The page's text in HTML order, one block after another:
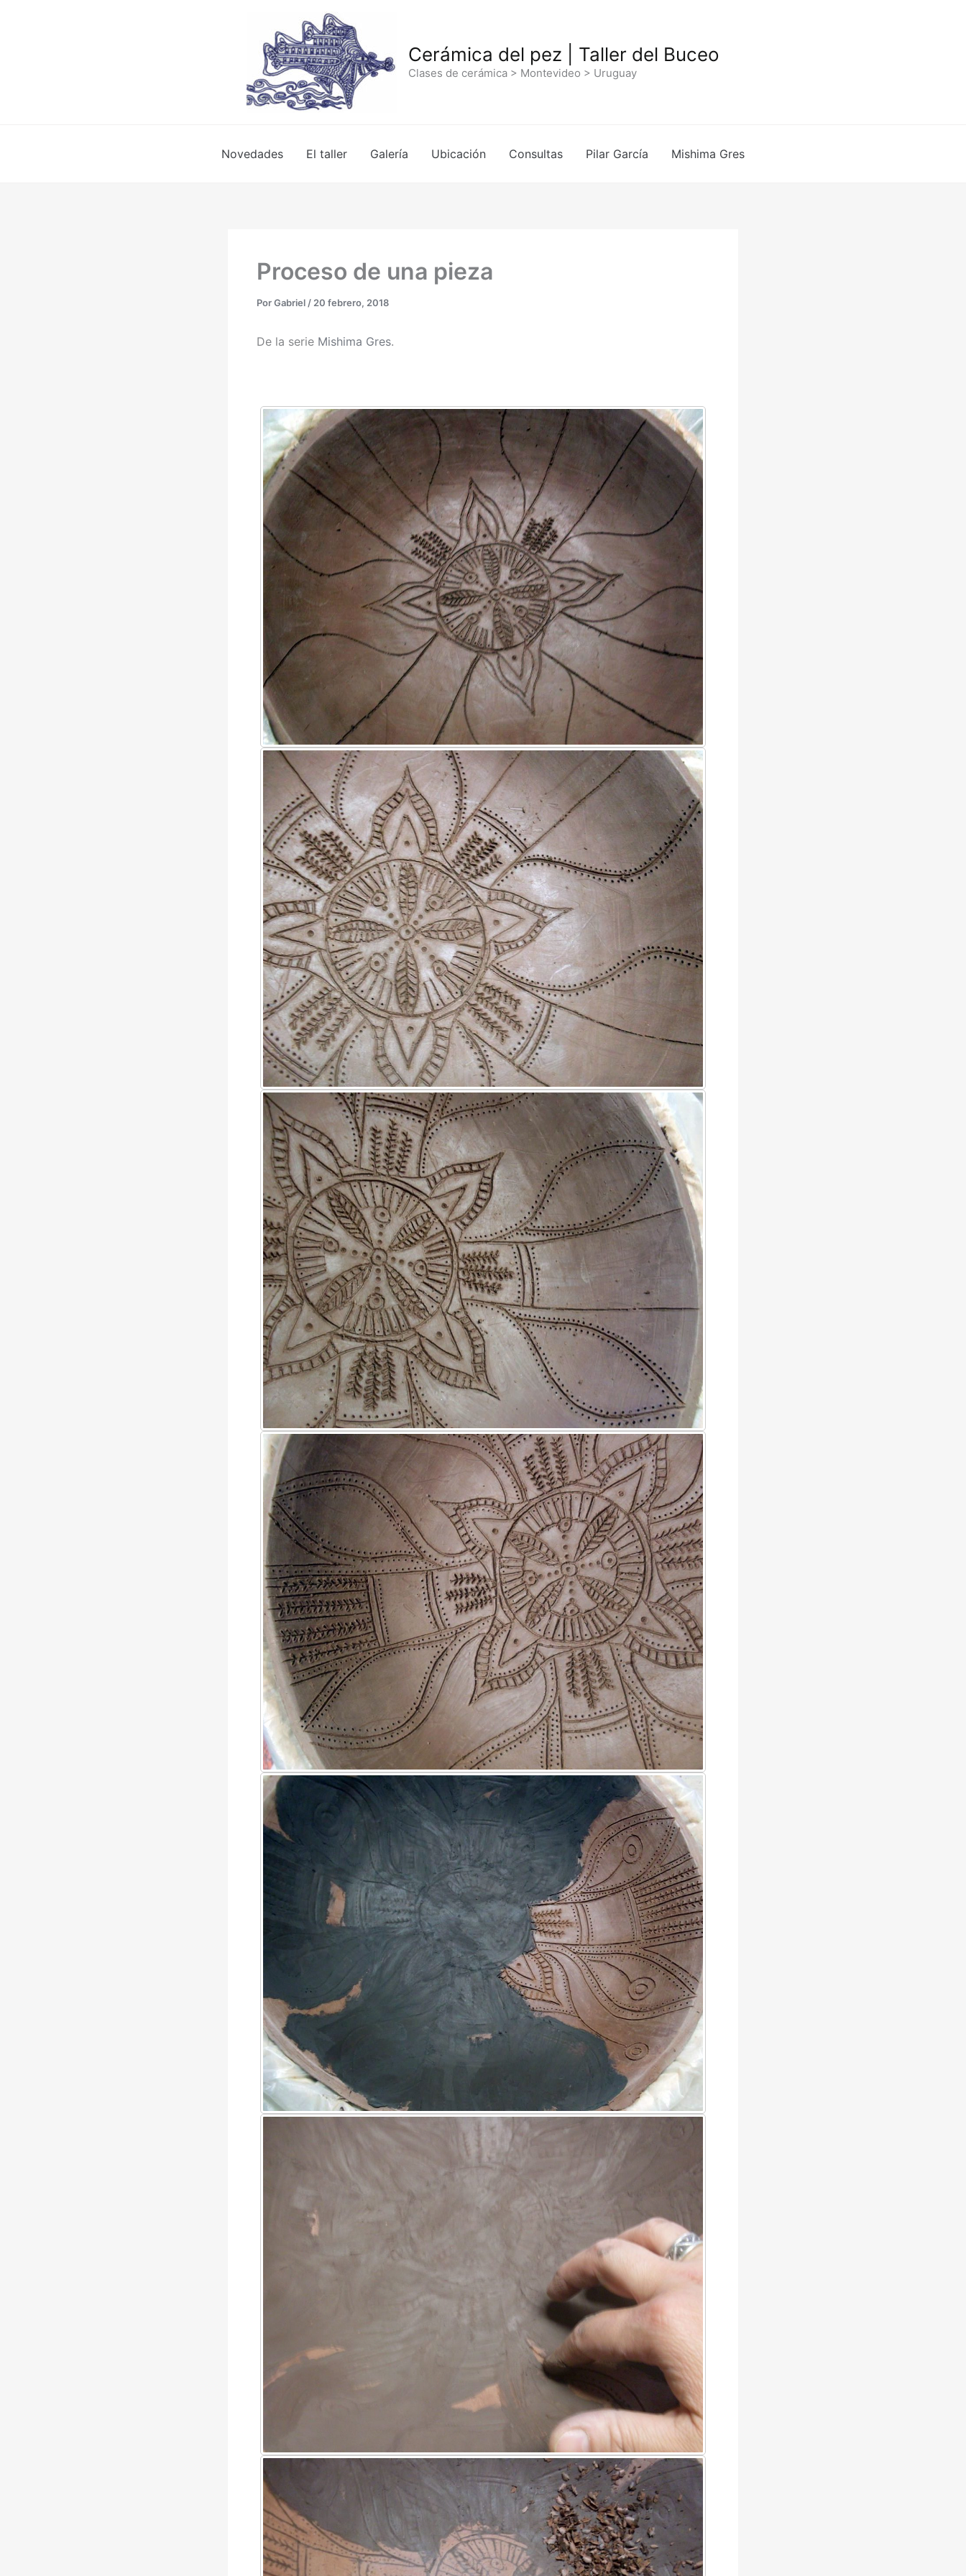
Cerámica del pez | Taller del Buceo
Clases de cerámica > Montevideo > Uruguay
Novedades El taller Galería Ubicación Consultas Pilar García Mishima Gres
Proceso de una pieza
PorGabriel / 20 febrero, 2018
De la serie Mishima Gres.